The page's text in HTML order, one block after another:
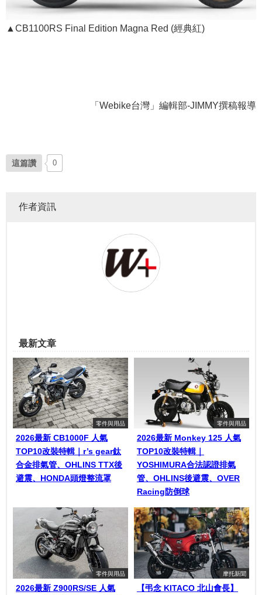
▲CB1100RS Final Edition Magna Red (經典紅)
「Webike台灣」編輯部-JIMMY撰稿報導
這篇讚 0
作者資訊
最新文章
零件與用品
2026最新 CB1000F 人氣
TOP10改裝特輯｜r’s gear鈦
合金排氣管、OHLINS TTX後
避震、HONDA頭燈整流罩
零件與用品
2026最新 Monkey 125 人氣
TOP10改裝特輯｜
YOSHIMURA合法認證排氣
管、OHLINS後避震、OVER
Racing防倒球
零件與用品
2026最新 Z900RS/SE 人氣
摩托新聞
【弔念 KITACO 北山會長】